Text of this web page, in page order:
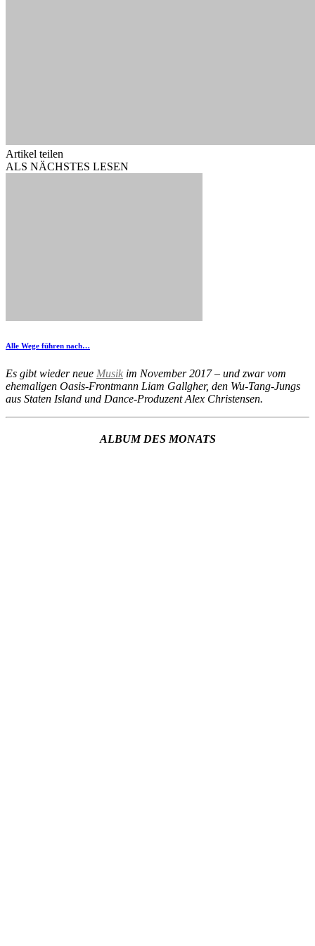
Artikel teilen
ALS NÄCHSTES LESEN
Alle Wege führen nach…
Es gibt wieder neue Musik im November 2017 – und zwar vom
ehemaligen Oasis-Frontmann Liam Gallgher, den Wu-Tang-Jungs
aus Staten Island und Dance-Produzent Alex Christensen.
ALBUM DES MONATS